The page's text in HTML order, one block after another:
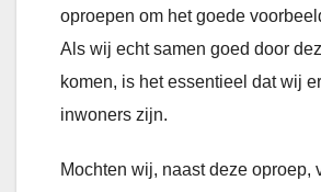
oproepen om het goede
Als wij echt samen goed door
komen, is het essentieel dat wij
inwoners zijn.
Mochten wij, naast deze oproep,